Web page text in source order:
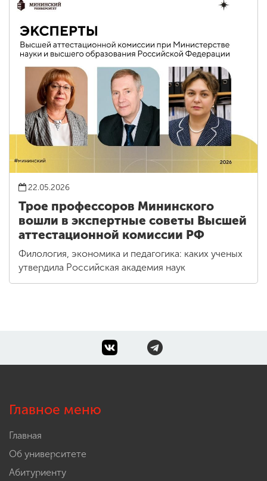
22.05.2026
Трое профессоров Мининского
вошли в экспертные советы Высшей
аттестационной комиссии РФ
Филология, экономика и педагогика: каких ученых
утвердила Российская академия наук
Главное меню
Главная
Об университете
Абитуриенту